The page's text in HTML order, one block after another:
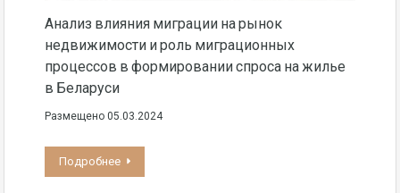
Анализ влияния миграции на рынок
недвижимости и роль миграционных
процессов в формировании спроса на жилье
в Беларуси
Размещено 05.03.2024
Подробнее